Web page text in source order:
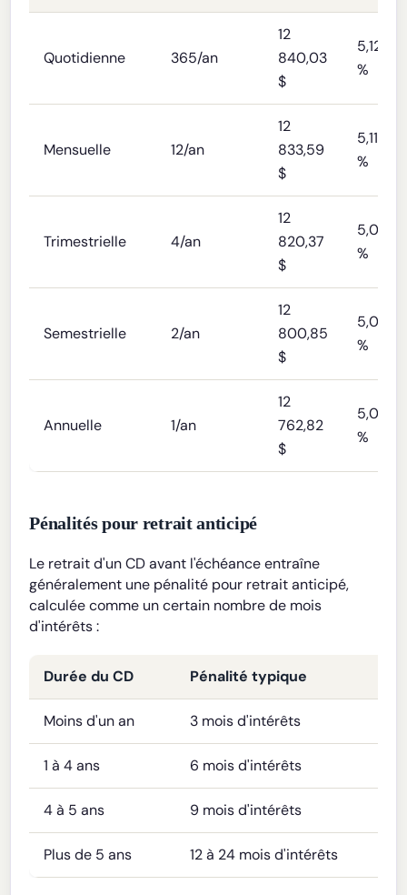
Quotidienne 365/an
12
840,03
$
5,127
%
Mensuelle 12/an
12
833,59
$
5,116
%
Trimestrielle 4/an
12
820,37
$
5,095
%
Semestrielle 2/an
12
800,85
$
5,063
%
Annuelle 1/an
12
762,82
$
5,000
%
Pénalités pour retrait anticipé
Le retrait d'un CD avant l'échéance entraîne
généralement une pénalité pour retrait anticipé,
calculée comme un certain nombre de mois
d'intérêts :
Durée du CD Pénalité typique
Moins d'un an 3 mois d'intérêts
1 à 4 ans 6 mois d'intérêts
4 à 5 ans 9 mois d'intérêts
Plus de 5 ans 12 à 24 mois d'intérêts